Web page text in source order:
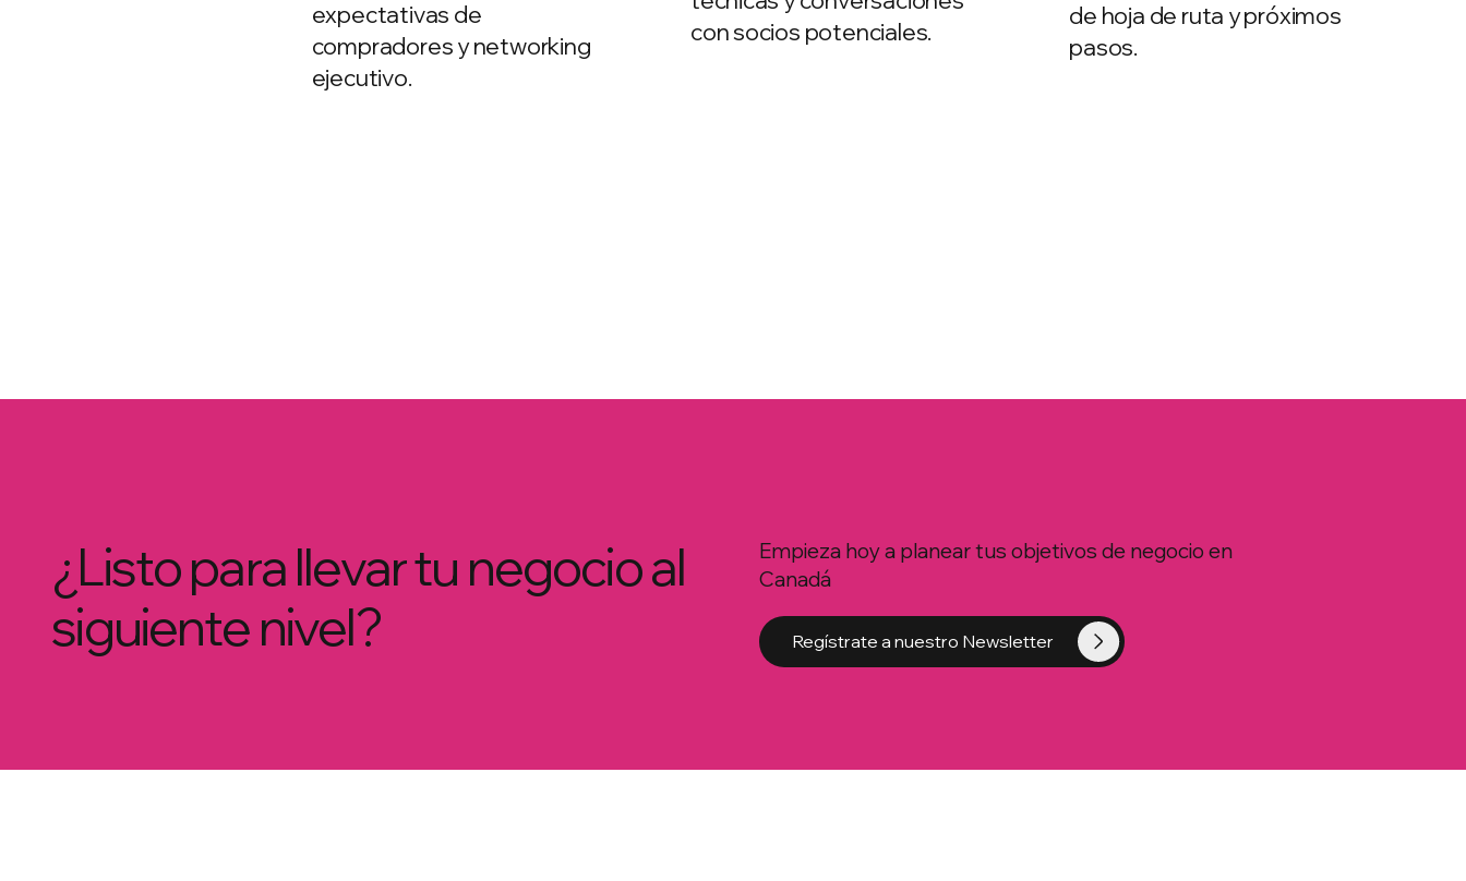
de hoja de ruta y próximos
pasos.
con socios potenciales.
expectativas de
compradores y networking
ejecutivo.
¿Listo para llevar tu negocio al
siguiente nivel?
Empieza hoy a planear tus objetivos de negocio en
Canadá
Regístrate a nuestro Newsletter